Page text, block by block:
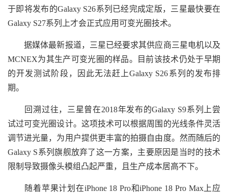
于即将发布的Galaxy S26系列已经完成定版，三星最快要在
Galaxy S27系列上才会正式应用可变光圈技术。
据媒体最新报道，三星已经要求其供应商三星电机以及
MCNEX为其生产可变光圈的样品。目前该技术仍处于早期
的开发测试阶段，因此无法赶上Galaxy S26系列的发布排
期。
回溯过往，三星曾在2018年发布的Galaxy S9系列上尝
试过可变光圈设计。这项技术可以根据周围的光线条件灵活
调节进光量，为用户提供更丰富的拍摄自由度。然而随后的
Galaxy S系列旗舰放弃了这一方案，主要原因是当时的技术
限制导致摄像头模组凸起严重，且生产成本居高不下。
随着苹果计划在iPhone 18 Pro和iPhone 18 Pro Max上应